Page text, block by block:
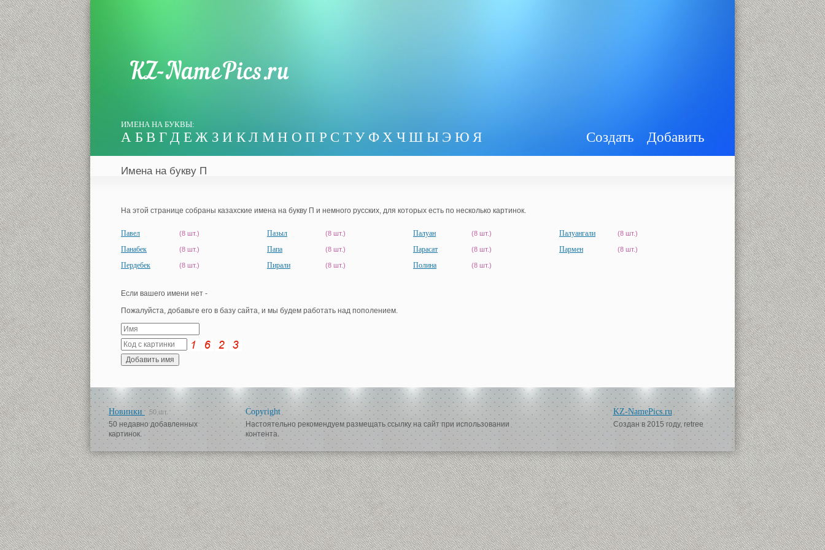
Добавить
Создать
ИМЕНА НА БУКВЫ:
А Б В Г Д Е Ж З И К Л М Н О П Р С Т У Ф Х Ч Ш Ы Э Ю Я
Имена на букву П
На этой странице собраны казахские имена на букву П и немного русских, для которых есть по несколько картинок.
Павел (8 шт.) Пазыл (8 шт.) Палуан (8 шт.) Палуангали (8 шт.)
Панабек (8 шт.) Папа (8 шт.) Парасат (8 шт.) Пармен (8 шт.)
Пердебек (8 шт.) Пирали (8 шт.) Полина (8 шт.)
Если вашего имени нет -
Пожалуйста, добавьте его в базу сайта, и мы будем работать над пополением.
Новинки 50 шт.
50 недавно добавленных
картинок.
Copyright
Настоятельно рекомендуем размещать ссылку на сайт при использовании
контента.
KZ-NamePics.ru
Создан в 2015 году, retree